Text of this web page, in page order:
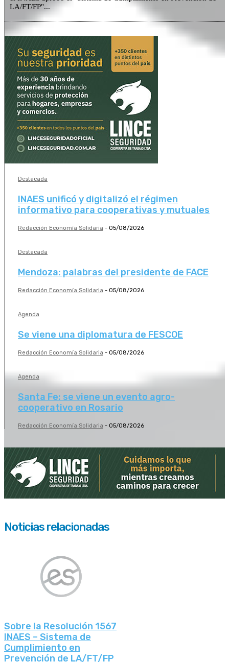
LA/FT/FP"...
Destacada
INAES unificó y digitalizó el régimen
informativo para cooperativas y mutuales
Redacción Economía Solidaria - 05/08/2026
Destacada
Mendoza: palabras del presidente de FACE
Redacción Economía Solidaria - 05/08/2026
Agenda
Se viene una diplomatura de FESCOE
Redacción Economía Solidaria - 05/08/2026
Agenda
Santa Fe: se viene un evento agro-
cooperativo en Rosario
Redacción Economía Solidaria - 05/08/2026
Noticias relacionadas
Sobre la Resolución 1567
INAES – Sistema de
Cumplimiento en
Prevención de LA/FT/FP